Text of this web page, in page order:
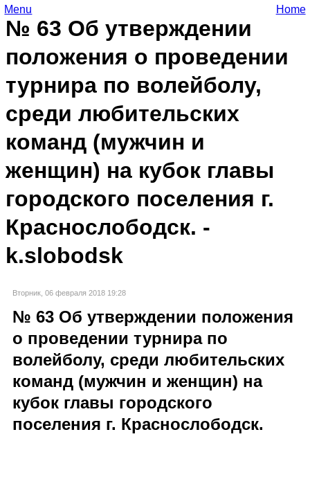
№ 63 Об утверждении
положения о проведении
турнира по волейболу,
среди любительских
команд (мужчин и
женщин) на кубок главы
городского поселения г.
Краснослободск. -
k.slobodsk
Menu Home
Вторник, 06 февраля 2018 19:28
№ 63 Об утверждении положения
о проведении турнира по
волейболу, среди любительских
команд (мужчин и женщин) на
кубок главы городского
поселения г. Краснослободск.